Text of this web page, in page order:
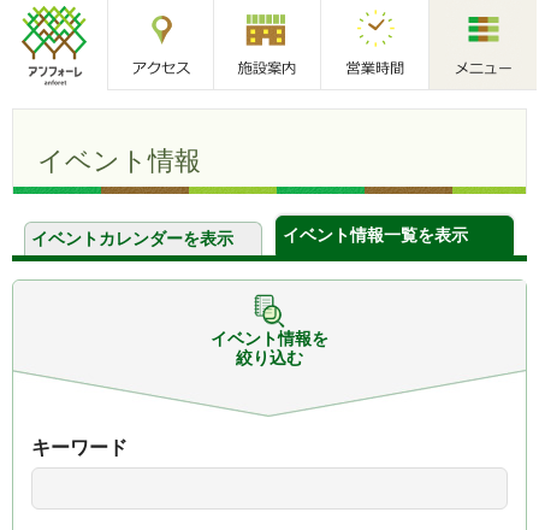
アンフォーレ 施設案内 営業時間
イベント情報
イベントカレンダーを表示 イベント情報一覧を表示
イベント情報を
絞り込む
キーワード